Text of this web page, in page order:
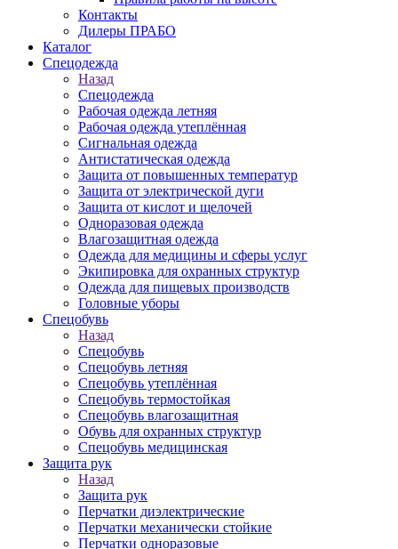
Контакты
Дилеры ПРАБО
Каталог
Спецодежда
Назад
Спецодежда
Рабочая одежда летняя
Рабочая одежда утеплённая
Сигнальная одежда
Антистатическая одежда
Защита от повышенных температур
Защита от электрической дуги
Защита от кислот и щелочей
Одноразовая одежда
Влагозащитная одежда
Одежда для медицины и сферы услуг
Экипировка для охранных структур
Одежда для пищевых производств
Головные уборы
Спецобувь
Назад
Спецобувь
Спецобувь летняя
Спецобувь утеплённая
Спецобувь термостойкая
Спецобувь влагозащитная
Обувь для охранных структур
Спецобувь медицинская
Защита рук
Назад
Защита рук
Перчатки диэлектрические
Перчатки механически стойкие
Перчатки одноразовые